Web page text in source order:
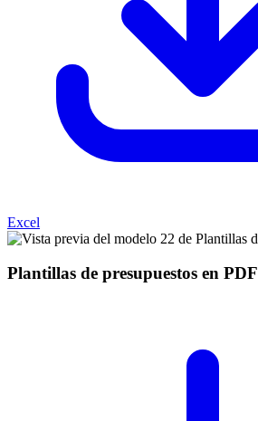
Excel
Plantillas de presupuestos en PDF